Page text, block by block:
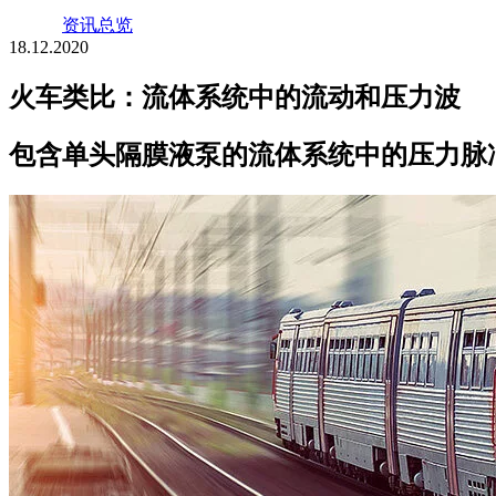
资讯总览
18.12.2020
火车类比：流体系统中的流动和压力波
包含单头隔膜液泵的流体系统中的压力脉